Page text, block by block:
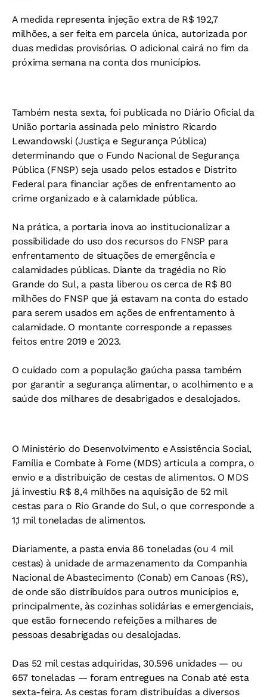
A medida representa injeção extra de R$ 192,7
milhões, a ser feita em parcela única, autorizada por
duas medidas provisórias. O adicional cairá no fim da
próxima semana na conta dos municípios. ‌
Também nesta sexta, foi publicada no Diário Oficial da
União portaria assinada pelo ministro Ricardo
Lewandowski (Justiça e Segurança Pública)
determinando que o Fundo Nacional de Segurança
Pública (FNSP) seja usado pelos estados e Distrito
Federal para financiar ações de enfrentamento ao
crime organizado e à calamidade pública.
Na prática, a portaria inova ao institucionalizar a
possibilidade do uso dos recursos do FNSP para
enfrentamento de situações de emergência e
calamidades públicas. Diante da tragédia no Rio
Grande do Sul, a pasta liberou os cerca de R$ 80
milhões do FNSP que já estavam na conta do estado
para serem usados em ações de enfrentamento à
calamidade. O montante corresponde a repasses
feitos entre 2019 e 2023.
O cuidado com a população gaúcha passa também
por garantir a segurança alimentar, o acolhimento e a
saúde dos milhares de desabrigados e desalojados.
O Ministério do Desenvolvimento e Assistência Social,
Família e Combate à Fome (MDS) articula a compra, o
envio e a distribuição de cestas de alimentos. O MDS
já investiu R$ 8,4 milhões na aquisição de 52 mil
cestas para o Rio Grande do Sul, o que corresponde a
1,1 mil toneladas de alimentos.
Diariamente, a pasta envia 86 toneladas (ou 4 mil
cestas) à unidade de armazenamento da Companhia
Nacional de Abastecimento (Conab) em Canoas (RS),
de onde são distribuídos para outros municípios e,
principalmente, às cozinhas solidárias e emergenciais,
que estão fornecendo refeições a milhares de
pessoas desabrigadas ou desalojadas.
Das 52 mil cestas adquiridas, 30.596 unidades — ou
657 toneladas — foram entregues na Conab até esta
sexta-feira. As cestas foram distribuídas a diversos